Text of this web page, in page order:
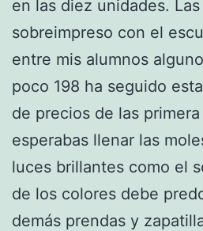
en las diez unidades.
sobreimpreso con el
entre mis alumnos
poco 198 ha seguido
de precios de las
esperabas llenar las
luces brillantes como el
de los colores debe
demás prendas y